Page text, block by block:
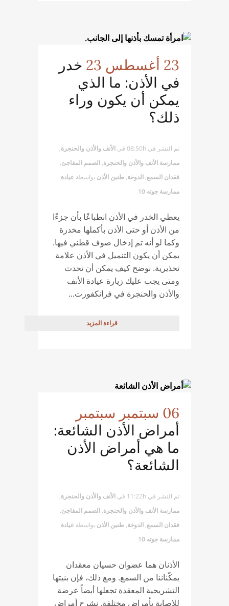
23 أغسطس 23
خدر
في الأذن: ما الذي
يمكن أن يكون وراء
ذلك؟
تم النشر في 08:50h في الأنف والأذن والحنجرة,
ممارسة الأنف والأذن والحنجرة, الصمم المفاجئ,
فقدان السمع, الدوخة, طنين الأذن بواسطة عيادة
ممارسة جوته 10
يعطي الخدر في الأذن انطباعًا بأن جزءًا
من الأذن أو حتى الأذن بأكملها مخدرة
وكما لو أنه تم إدخال صوف قطني فيها.
يمكن أن يكون التنميل في الأذن علامة
تحذيرية. نوضح كيف يمكن أن تحدث
ومتى يجب عليك زيارة عيادة الأنف
والأذن والحنجرة في فرانكفورت...
قراءة المزيد
06 سبتمبر سبتمبر
أمراض الأذن الشائعة:
ما هي أمراض الأذن
الشائعة؟
تم النشر في 11:22h في الأنف والأذن والحنجرة,
ممارسة الأنف والأذن والحنجرة, الصمم المفاجئ,
فقدان السمع, الدوخة, طنين الأذن بواسطة عيادة
ممارسة جوته 10
الأذنان هما عضوان حسيان معقدان
يمكّناننا من السمع. ومع ذلك، فإن بنيتها
التشريحية المعقدة تجعلها أيضاً عرضة
للإصابة بأمراض مختلفة. نشرح أمراض